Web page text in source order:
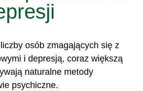
osób zmagających się z
i depresją, coraz większą
naturalne metody
psychiczne.